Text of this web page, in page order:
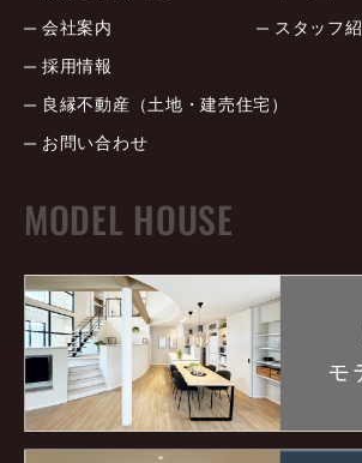
会社案内
スタッフ
採用情報
良縁不動産（土地・建売住宅）
お問い合わせ
MODEL HOUSE